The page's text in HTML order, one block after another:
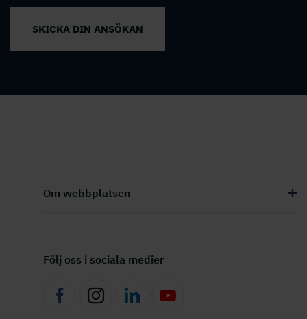
SKICKA DIN ANSÖKAN
Om webbplatsen
Följ oss i sociala medier